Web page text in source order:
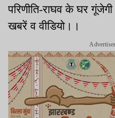
परिणीति-राघव के घर
खबरें व वीडियो।।